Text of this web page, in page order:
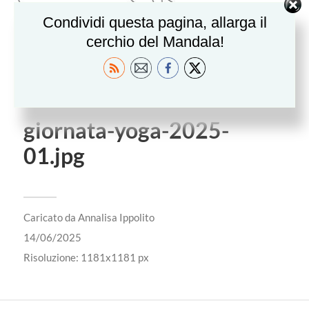
giornata-yoga-2025-
01.jpg
Caricato da Annalisa Ippolito
14/06/2025
Risoluzione: 1181x1181 px
Condividi questa pagina, allarga il
cerchio del Mandala!